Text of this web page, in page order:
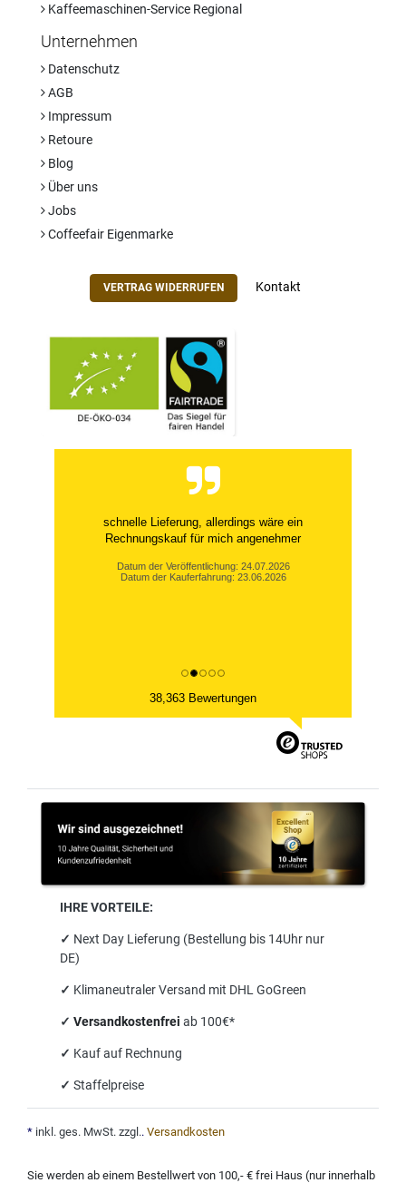
Kaffeemaschinen-Service Regional
Unternehmen
Datenschutz
AGB
Impressum
Retoure
Blog
Über uns
Jobs
Coffeefair Eigenmarke
VERTRAG WIDERRUFEN Kontakt
schnelle Lieferung, allerdings wäre ein
Rechnungskauf für mich angenehmer
Datum der Veröffentlichung: 24.07.2026
Datum der Kauferfahrung: 23.06.2026
38,363 Bewertungen
IHRE VORTEILE:
✓ Next Day Lieferung (Bestellung bis 14Uhr nur
DE)
✓ Klimaneutraler Versand mit DHL GoGreen
✓ Versandkostenfrei ab 100€*
✓ Kauf auf Rechnung
✓ Staffelpreise
* inkl. ges. MwSt. zzgl.. Versandkosten
Sie werden ab einem Bestellwert von 100,- € frei Haus (nur innerhalb